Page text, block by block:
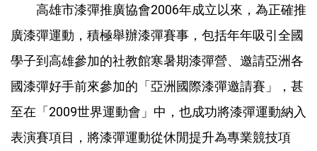
高雄市漆彈推廣協會2006年成立以來，為正確推
廣漆彈運動，積極舉辦漆彈賽事，包括年年吸引全國
學子到高雄參加的社教館寒暑期漆彈營、邀請亞洲各
國漆彈好手前來參加的「亞洲國際漆彈邀請賽」，甚
至在「2009世界運動會」中，也成功將漆彈運動納入
表演賽項目，將漆彈運動從休閒提升為專業競技項